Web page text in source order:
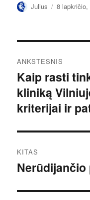
Autorius
Julius Paskelbta
8 lapkričio,
tarp
įrašų
ANKSTESNIS
Ankstesnis
įrašas:
Kaip rasti
kliniką
kriterijai ir
KITAS
Kitas